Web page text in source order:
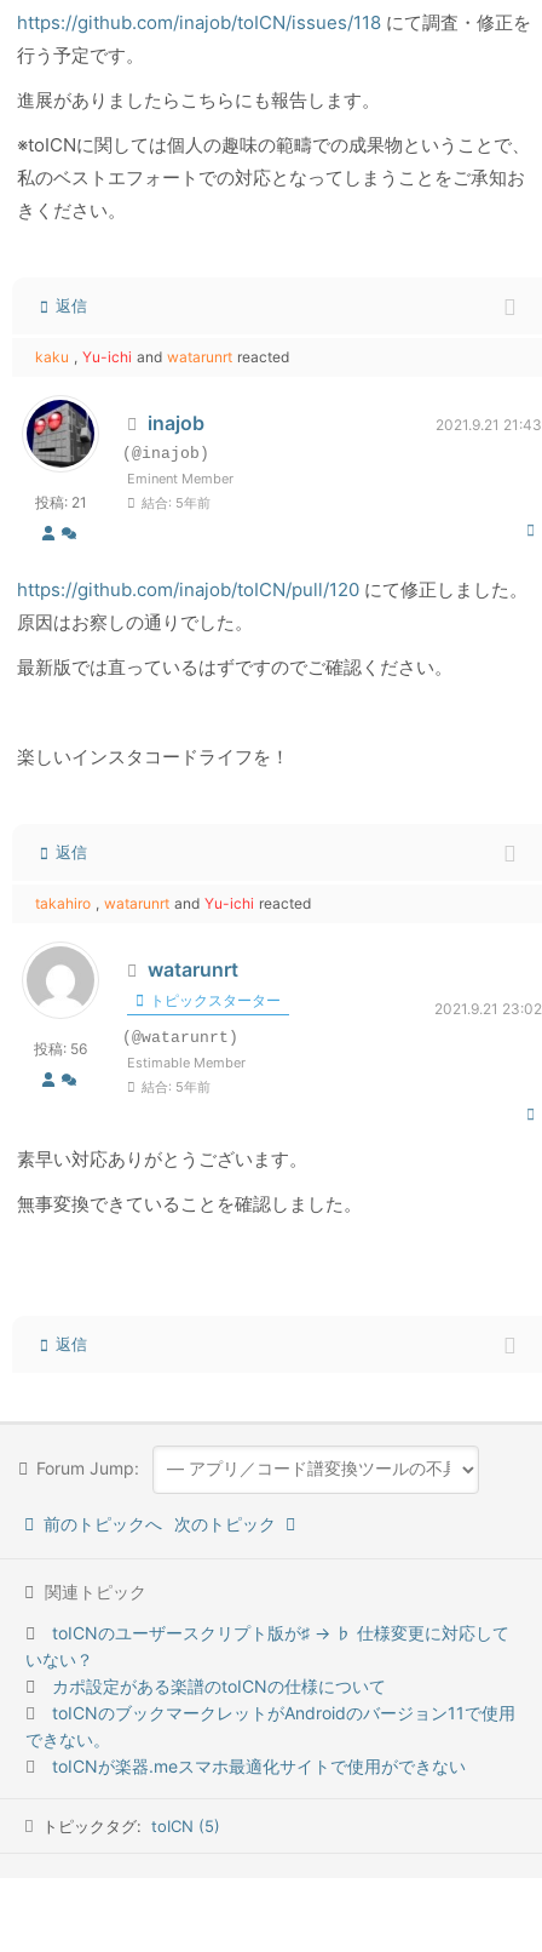
https://github.com/inajob/toICN/issues/118 にて調査・修正を
行う予定です。
進展がありましたらこちらにも報告します。
※toICNに関しては個人の趣味の範疇での成果物ということで、
私のベストエフォートでの対応となってしまうことをご承知お
きください。
返信
kaku , Yu-ichi and watarunrt reacted
投稿: 21
inajob
2021.9.21 21:43
(@inajob)
Eminent Member
結合: 5年前
https://github.com/inajob/toICN/pull/120 にて修正しました。
原因はお察しの通りでした。
最新版では直っているはずですのでご確認ください。
楽しいインスタコードライフを！
返信
takahiro , watarunrt and Yu-ichi reacted
投稿: 56
watarunrt
トピックスターター
2021.9.21 23:02
(@watarunrt)
Estimable Member
結合: 5年前
素早い対応ありがとうございます。
無事変換できていることを確認しました。
返信
Forum Jump:
前のトピックへ 次のトピック
関連トピック
toICNのユーザースクリプト版が♯ → ♭ 仕様変更に対応して
いない？
カポ設定がある楽譜のtoICNの仕様について
toICNのブックマークレットがAndroidのバージョン11で使用
できない。
toICNが楽器.meスマホ最適化サイトで使用ができない
トピックタグ: toICN (5)